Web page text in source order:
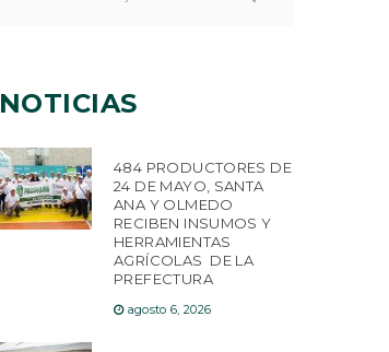
NOTICIAS
484 PRODUCTORES DE
24 DE MAYO, SANTA
ANA Y OLMEDO
RECIBEN INSUMOS Y
HERRAMIENTAS
AGRÍCOLAS DE LA
PREFECTURA
agosto 6, 2026